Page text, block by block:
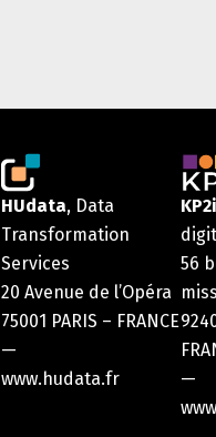
HUdata, Data
Transformation
Services
20 Avenue de l’Opéra
75001 PARIS – FRANCE
—
www.hudata.fr
KP2i
56
—